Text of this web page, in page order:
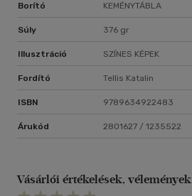
Borító KEMÉNYTÁBLA
Súly 376 gr
Illusztráció SZÍNES KÉPEK
Fordító Tellis Katalin
ISBN 9789634922483
Árukód 2801627 / 1235522
Vásárlói értékelések, vélemények